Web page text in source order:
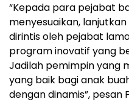
“Kepada para pejabat
menyesuaikan,
dirintis oleh pejabat
program inovatif yang
Jadilah pemimpin yang
yang baik bagi anak
dengan dinamis”, pesan